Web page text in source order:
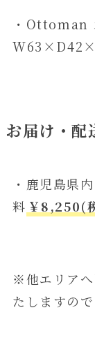
・Ottoman
お届け・配
・鹿児島県
料 ￥8,250(
※他エリアへ
たしますの